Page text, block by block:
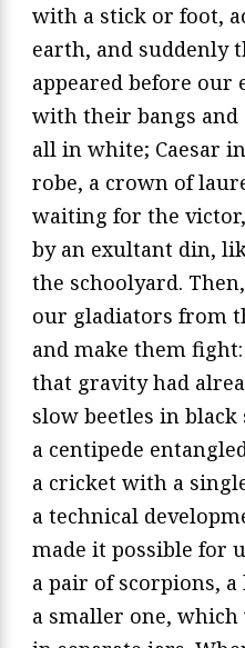
with a stick or foot,
earth, and suddenly
appeared before our
with their bangs and
all in white; Caesar
robe, a crown of
waiting for the
by an exultant din,
the schoolyard.
our gladiators from
and make them
that gravity had
slow beetles in
a centipede
a cricket with a
a technical
made it possible for
a pair of scorpions, a
a smaller one, which